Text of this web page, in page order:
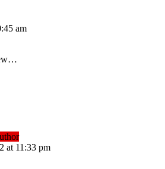
am
at 11:33 pm